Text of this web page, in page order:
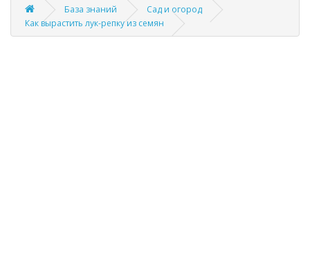
База знаний
Сад и огород
Как вырастить лук-репку из семян